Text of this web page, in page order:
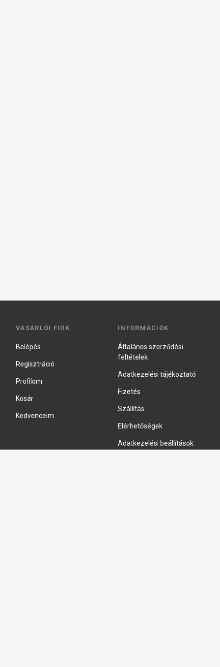
VÁSÁRLÓI FIÓK
Belépés
Regisztráció
Profilom
Kosár
Kedvenceim
INFORMÁCIÓK
Általános szerződési
feltételek
Adatkezelési tájékoztató
Fizetés
Szállítás
Elérhetőségek
Adatkezelési beállítások